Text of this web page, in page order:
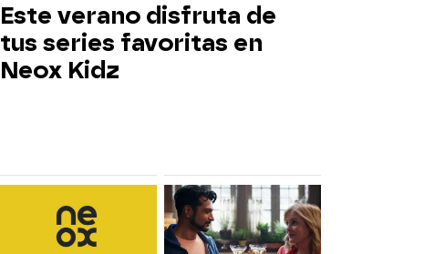
Este verano disfruta de
tus series favoritas en
Neox Kidz